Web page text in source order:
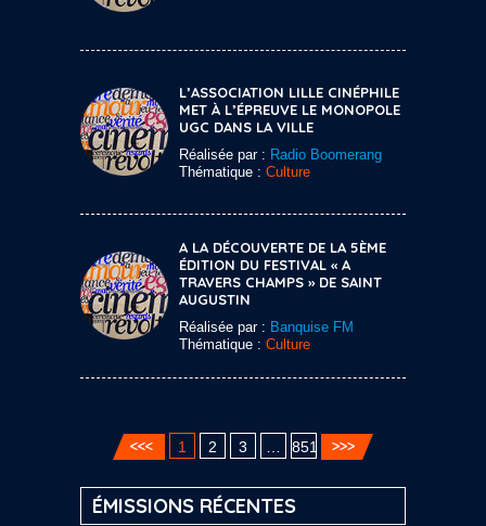
L’ASSOCIATION LILLE CINÉPHILE
MET À L’ÉPREUVE LE MONOPOLE
UGC DANS LA VILLE
Réalisée par : Radio Boomerang
Thématique : Culture
A LA DÉCOUVERTE DE LA 5ÈME
ÉDITION DU FESTIVAL « A
TRAVERS CHAMPS » DE SAINT
AUGUSTIN
Réalisée par : Banquise FM
Thématique : Culture
1 2 3 851
ÉMISSIONS RÉCENTES